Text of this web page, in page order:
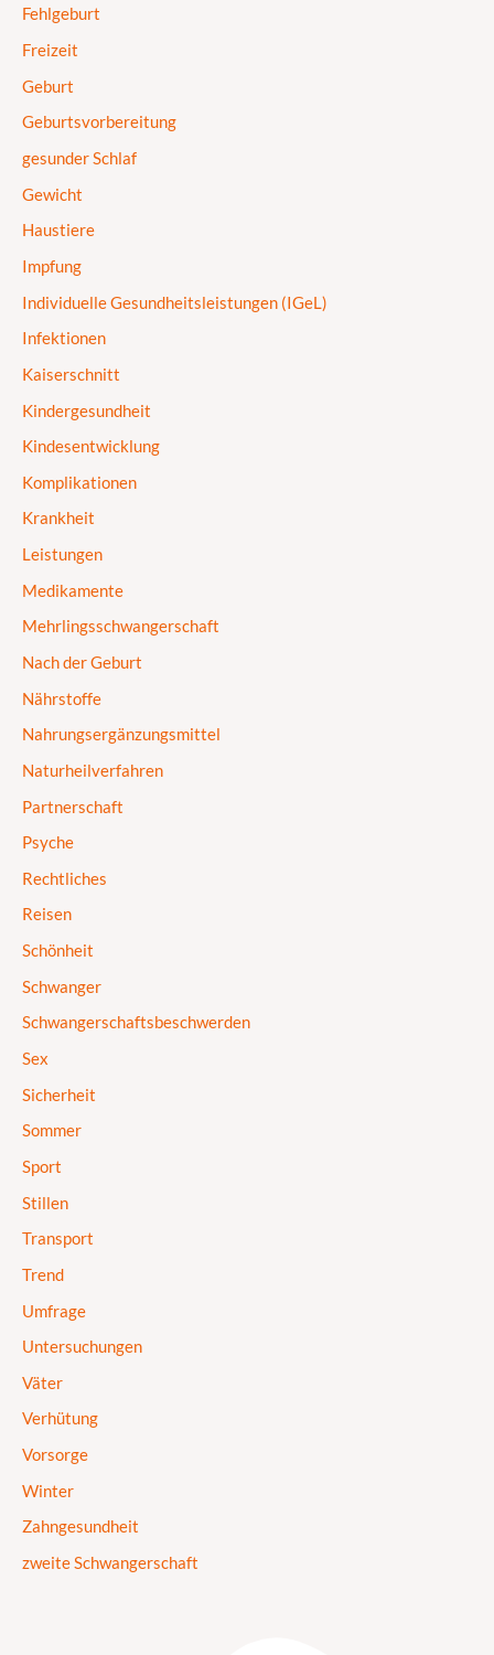
Fehlgeburt
Freizeit
Geburt
Geburtsvorbereitung
gesunder Schlaf
Gewicht
Haustiere
Impfung
Individuelle Gesundheitsleistungen (IGeL)
Infektionen
Kaiserschnitt
Kindergesundheit
Kindesentwicklung
Komplikationen
Krankheit
Leistungen
Medikamente
Mehrlingsschwangerschaft
Nach der Geburt
Nährstoffe
Nahrungsergänzungsmittel
Naturheilverfahren
Partnerschaft
Psyche
Rechtliches
Reisen
Schönheit
Schwanger
Schwangerschaftsbeschwerden
Sex
Sicherheit
Sommer
Sport
Stillen
Transport
Trend
Umfrage
Untersuchungen
Väter
Verhütung
Vorsorge
Winter
Zahngesundheit
zweite Schwangerschaft